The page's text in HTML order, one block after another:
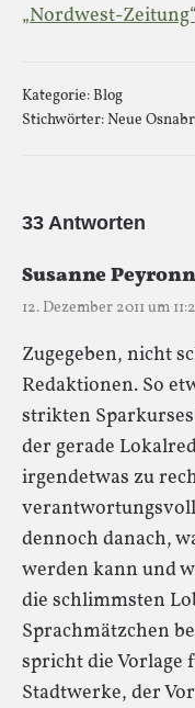
„Nordwest-Zeitung“
Kategorie:Blog
Stichwörter: Neue
33 Antworten
Susanne
12. Dezember 2011 um
Zugegeben, nicht
Redaktionen. So
strikten
der gerade
irgendetwas zu
dennoch danach,
werden kann und
die schlimmsten
Sprachmätzchen
spricht die Vorlage
Stadtwerke, der